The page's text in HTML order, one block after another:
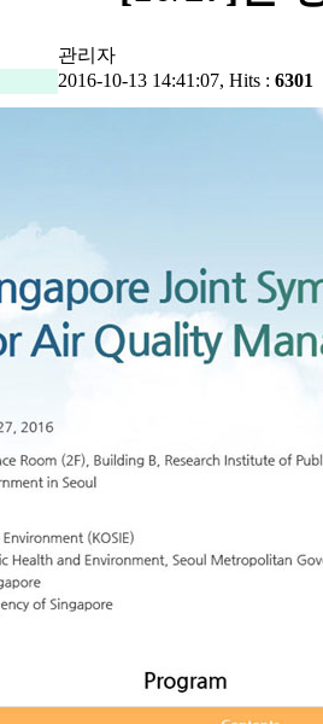
관리자
2016-10-13 14:41:07, Hits : 6301